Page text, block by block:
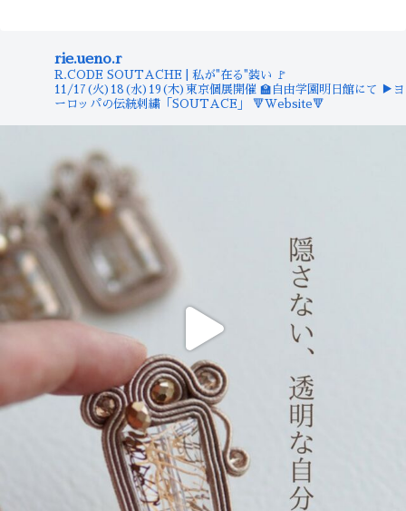
rie.ueno.r
R.CODE SOUTACHE | 私が"在る"装い 🚩
11/17(火)18(水)19(木)東京個展開催 🏫自由学園明日館にて
▶︎ヨ
ーロッパの伝統刺繍「SOUTACE」
🔻Website🔻